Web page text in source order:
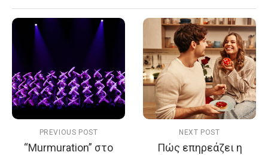
PREVIOUS POST
“Murmuration” στο
NEXT POST
Πώς επηρεάζει η